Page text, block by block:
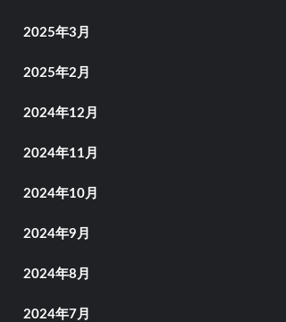
2025年3月
2025年2月
2024年12月
2024年11月
2024年10月
2024年9月
2024年8月
2024年7月